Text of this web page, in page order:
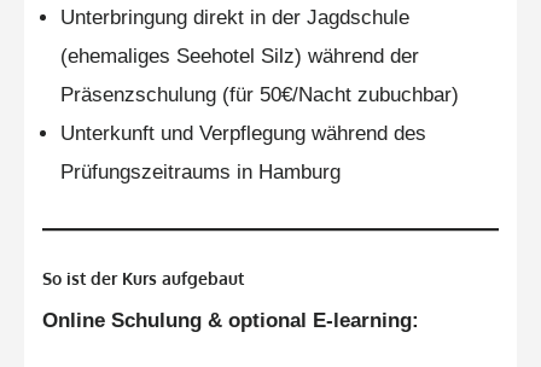
Unterbringung direkt in der Jagdschule
(ehemaliges Seehotel Silz) während der
Präsenzschulung (für 50€/Nacht zubuchbar)
Unterkunft und Verpflegung während des
Prüfungszeitraums in Hamburg
So ist der Kurs aufgebaut
Online Schulung & optional E-learning: